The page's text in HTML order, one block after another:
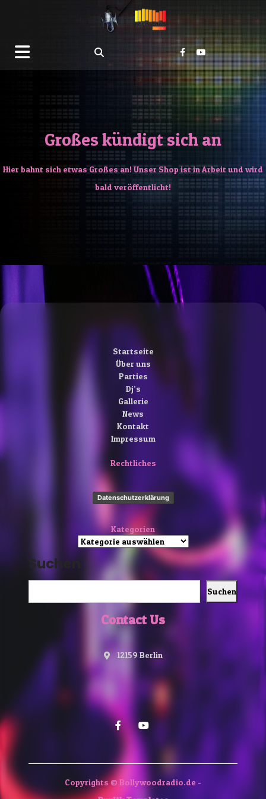
Großes kündigt sich an
Hier bahnt sich etwas Großes an! Unser Shop ist in Arbeit und wird
bald veröffentlicht!
Startseite
Über uns
Parties
Dj’s
Gallerie
News
Kontakt
Impressum
Rechtliches
Datenschutzerklärung
Kategorien
Suchen
Suchen
Contact Us
12159 Berlin
Copyrights © Bollywoodradio.de -